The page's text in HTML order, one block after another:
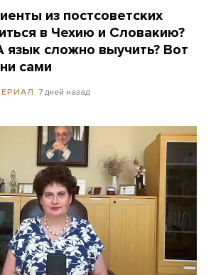
из постсоветских
в Чехию и Словакию?
язык сложно выучить? Вот
сами
7 дней назад